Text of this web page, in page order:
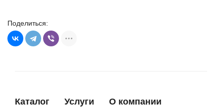
F5DZ11350A
TT61396
54212
WPS
Поделиться:
Каталог Услуги О компании